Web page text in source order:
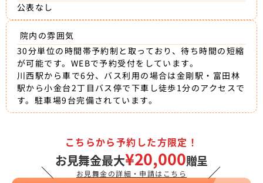
公表なし
院内の雰囲気
30分単位の時間帯予約制と取っており、待ち時間の短縮
が可能です。WEBで予約受付をしています。
川西駅から車で6分、バス利用の場合は金剛駅・富田林
駅から小金台2丁目バス停で下車し徒歩1分のアクセスで
す。駐車場9台完備されています。
＼
こちらから予約した方限定！
お見舞金最大¥20,000贈呈
お見舞金の詳細・申請はこちら ／